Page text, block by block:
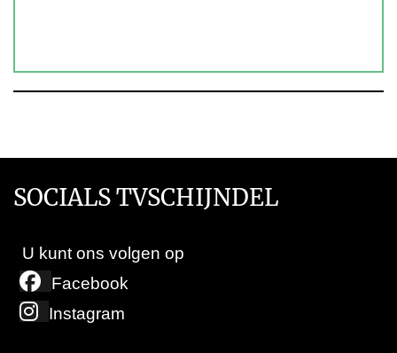
SOCIALS TVSCHIJNDEL
U kunt ons volgen op
Facebook
Instagram